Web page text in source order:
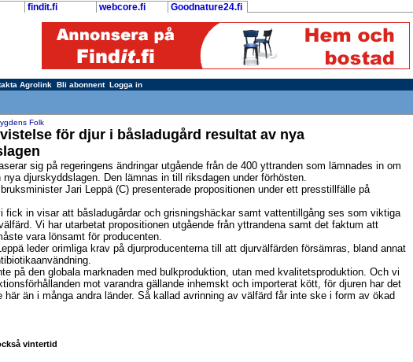
findit.fi webcore.fi Goodnature24.fi
Agrolink Bli abonnent Logga in
Folk
för djur i båsladugård resultat av nya
sig på regeringens ändringar utgående från de 400 yttranden som lämnades in om
nya djurskyddslagen. Den lämnas in till riksdagen under förhösten.
Jari Leppä (C) presenterade propositionen under ett presstillfälle på
fick in visar att båsladugårdar och grisningshäckar samt vattentillgång ses som viktiga
Vi har utarbetat propositionen utgående från yttrandena samt det faktum att
vara lönsamt för producenten.
leder orimliga krav på djurproducenterna till att djurvälfärden försämras, bland annat
på den globala marknaden med bulkproduktion, utan med kvalitetsproduktion. Och vi
mot varandra gällande inhemskt och importerat kött, för djuren har det
här än i många andra länder. Så kallad avrinning av välfärd får inte ske i form av ökad
vintertid